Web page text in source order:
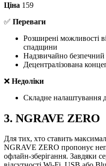
Ціна 159
✅ Переваги
Розширені можливості
спадщини
Надзвичайно безпечний
Децентралізована
❌ Недоліки
Складне налаштування
3. NGRAVE ZERO
Для тих, хто ставить
NGRAVE ZERO пропонує
офлайн-зберігання. Завдяки